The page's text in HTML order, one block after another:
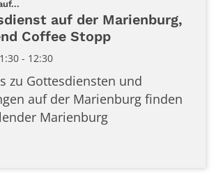
auf der Marienburg,
Coffee Stopp
- 12:30
zu Gottesdiensten und
auf der Marienburg finden
Marienburg